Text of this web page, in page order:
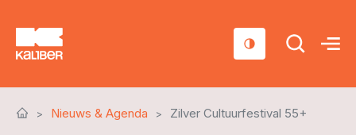
Nieuws & Agenda Zilver Cultuurfestival 55+